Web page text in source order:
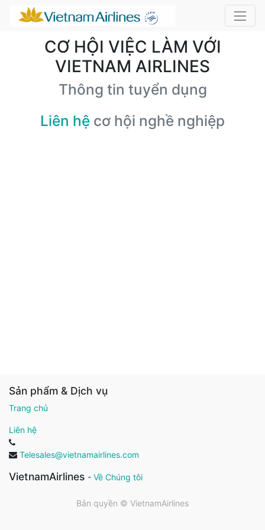
CƠ HỘI VIỆC LÀM VỚI
VIETNAM AIRLINES
Thông tin tuyển dụng
Liên hệ cơ hội nghề nghiệp
Sản phẩm & Dịch vụ
Trang chủ
Liên hệ
Telesales@vietnamairlines.com
VietnamAirlines - Về Chúng tôi
Bản quyền © VietnamAirlines